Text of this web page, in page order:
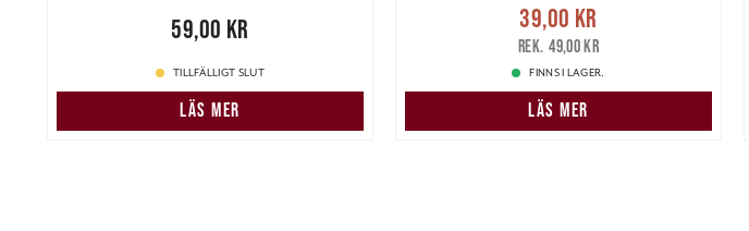
59,00 kr59,00 kr
TILLFÄLLIGT SLUT
LÄS MER
Nuvarande pris :39,00 kr
pris: 49,00 kr
39,00 kr
49,00 kr
FINNS I LAGER.
LÄS MER